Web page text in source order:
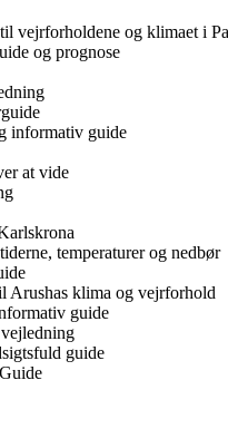
vejrforholdene og klimaet i
og prognose
informativ guide
at vide
temperaturer og nedbør
Arushas klima og vejrforhold
guide
guide